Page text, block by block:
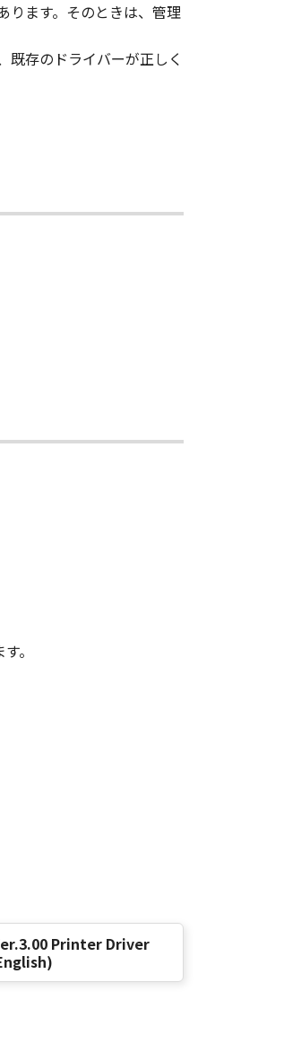
Except
for any
approvals.
FIXES OR
PROVE
OR LEGAL
APPLY TO YOU.
OPERATION
INABILITY TO
OR
DO
MAY
below or
SOFTWARE
copies thereof.
ります。そのときは、管理
既存のドライバーが正しく
。
Printer Driver